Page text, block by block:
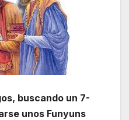
buscando un 7-
unos Funyuns